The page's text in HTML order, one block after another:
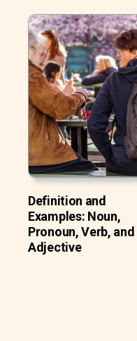
Definition and
Examples: Noun,
Pronoun, Verb, and
Adjective